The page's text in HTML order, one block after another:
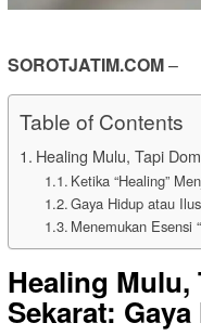
SOROTJATIM.COM–
Table of Contents
Healing Mulu, Tapi
Ketika “Healing”
Gaya Hidup atau
Menemukan Esensi
Healing Mulu,
Sekarat: